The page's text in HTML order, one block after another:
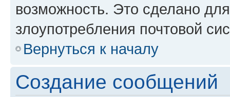
возможность. Это сделано
злоупотребления почтовой
Вернуться к началу
Создание сообщений